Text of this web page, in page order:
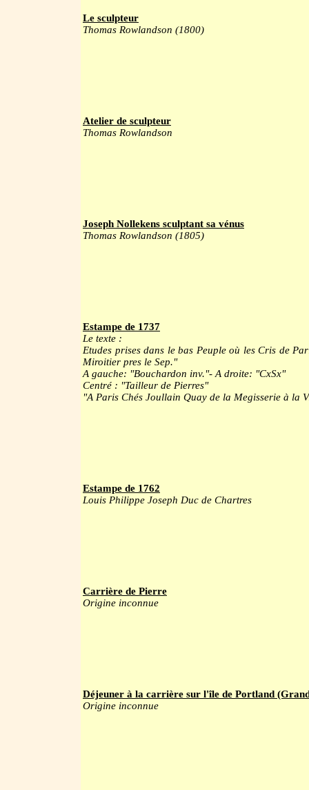
Le sculpteur
Thomas Rowlandson (1800)
Atelier de sculpteur
Thomas Rowlandson
Joseph Nollekens sculptant sa vénus
Thomas Rowlandson (1805)
Estampe de 1737
Le texte :
Etudes prises dans le bas Peuple où les Cris de
Miroitier pres le Sep."
A gauche: "Bouchardon inv."- A droite: "CxSx"
Centré : "Tailleur de Pierres"
"A Paris Chés Joullain Quay de la Megisserie à la
Estampe de 1762
Louis Philippe Joseph Duc de Chartres
Carrière de Pierre
Origine inconnue
Déjeuner à la carrière sur l'île de Portland
Origine inconnue